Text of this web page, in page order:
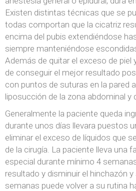
Existen distintas técnicas que se
todas comportan que la cicatriz
encima del pubis extendiéndose
siempre manteniéndose
Además de quitar el exceso de piel
de conseguir el mejor resultado
con puntos de suturas en la pared
liposucción de la zona abdominal y
Generalmente la paciente queda
durante unos días llevara puestos
eliminar el exceso de líquidos que
de la cirugía. La paciente lleva una
especial durante mínimo 4
resultado y disminuir el hinchazón y
semanas puede volver a su rutina